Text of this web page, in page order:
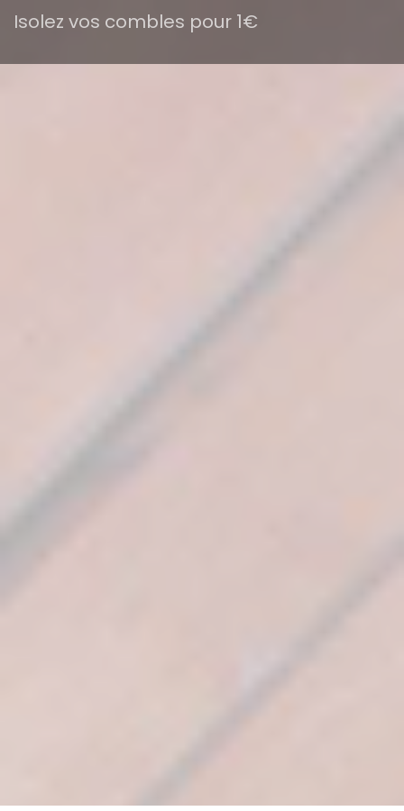
Isolez vos combles pour 1€